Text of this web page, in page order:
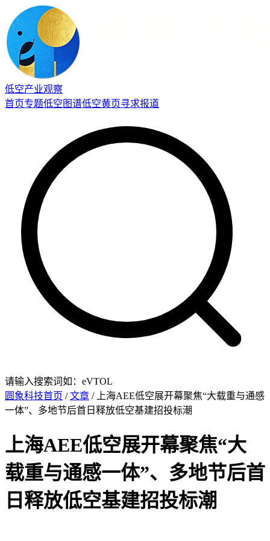
低空产业观察
首页专题低空图谱低空黄页寻求报道
请输入搜索词如：eVTOL
圆象科技首页 /文章 / 上海AEE低空展开幕聚焦“大载重与通感
一体”、多地节后首日释放低空基建招投标潮
上海AEE低空展开幕聚焦“大
载重与通感一体”、多地节后首
日释放低空基建招投标潮